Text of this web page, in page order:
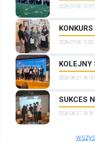
2026-07-06
2026-07-06
KOLEJNY
2026-06-21
SUKCES
2026-06-21